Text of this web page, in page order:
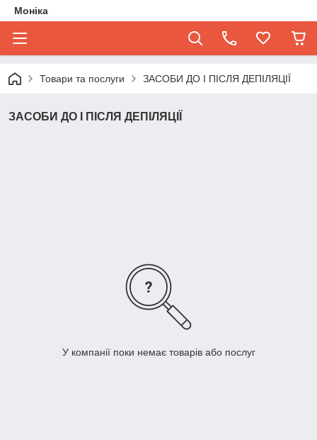
Моніка
Товари та послуги ЗАСОБИ ДО І ПІСЛЯ ДЕПІЛЯЦІЇ
ЗАСОБИ ДО І ПІСЛЯ ДЕПІЛЯЦІЇ
У компанії поки немає товарів або послуг